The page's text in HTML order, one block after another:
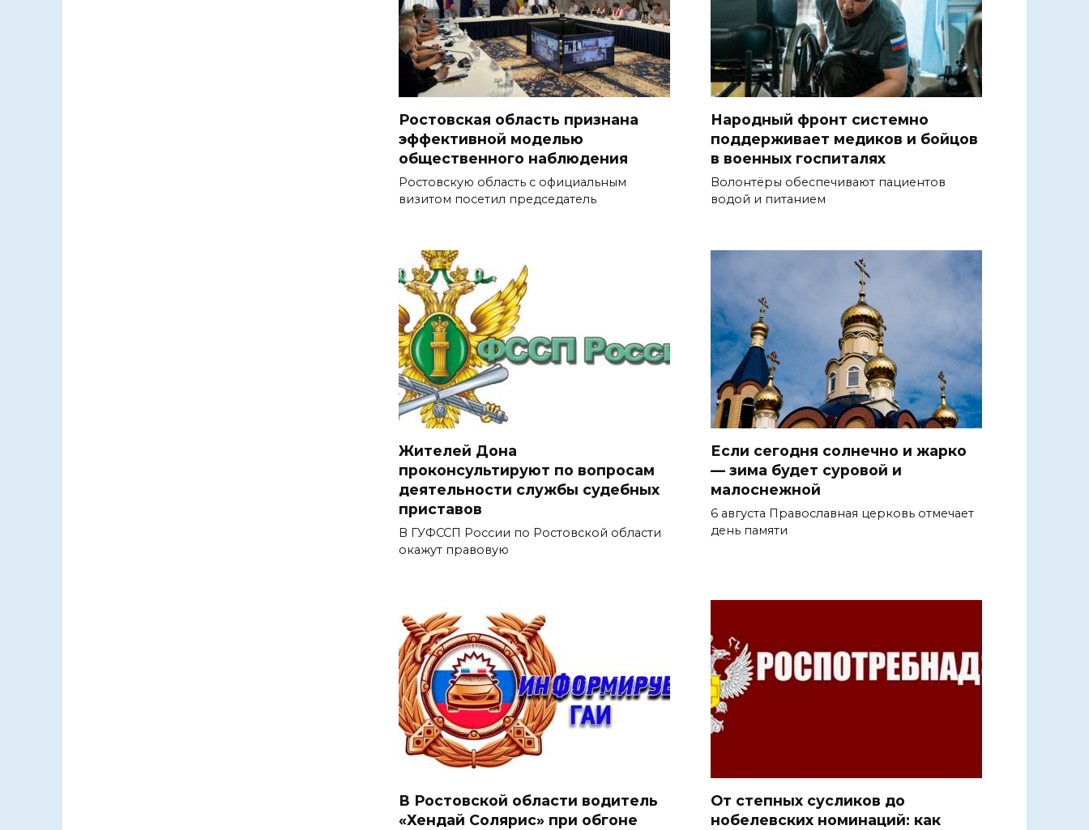
Ростовская область признана
эффективной моделью
общественного наблюдения
Ростовскую область с официальным
визитом посетил председатель
Народный фронт системно
поддерживает медиков и бойцов
в военных госпиталях
Волонтёры обеспечивают пациентов
водой и питанием
Жителей Дона
проконсультируют по вопросам
деятельности службы судебных
приставов
В ГУФССП России по Ростовской области
окажут правовую
Если сегодня солнечно и жарко
— зима будет суровой и
малоснежной
6 августа Православная церковь отмечает
день памяти
В Ростовской области водитель
«Хендай Солярис» при обгоне
От степных сусликов до
нобелевских номинаций: как